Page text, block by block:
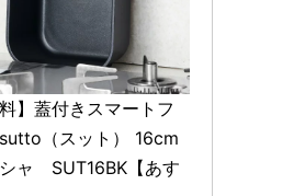
料】蓋付きスマートフ
（スット） 16cm
ャ　SUT16BK【あす